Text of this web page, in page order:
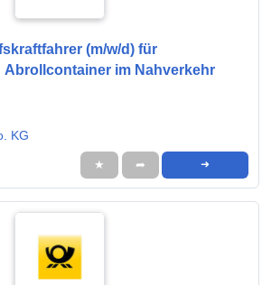
(m/w/d) für
im Nahverkehr
KG
★ ➦ ➜